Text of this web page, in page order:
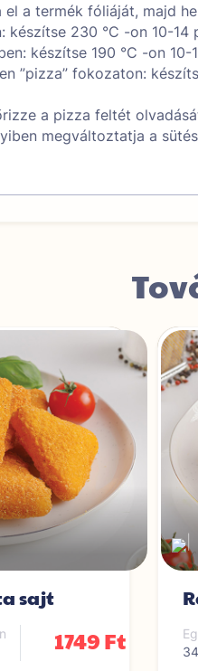
a termék fóliáját, majd
készítse 230 °C -on 10-14
készítse 190 °C -on 10-
”pizza” fokozaton:
a pizza feltét
megváltoztatja a
sajt
1749 Ft
|